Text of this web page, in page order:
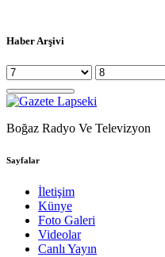
Haber Arşivi
Boğaz Radyo Ve Televizyon
Sayfalar
İletişim
Künye
Foto Galeri
Videolar
Canlı Yayın